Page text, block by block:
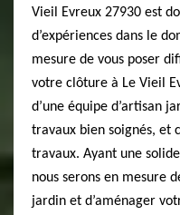
Vieil Evreux 27930 est
d’expériences dans le
mesure de vous poser
votre clôture à Le Vieil
d’une équipe d’artisan
travaux bien soignés, et
travaux. Ayant une
nous serons en mesure
jardin et d’aménager